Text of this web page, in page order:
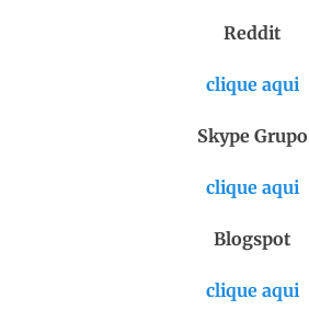
Reddit
clique aqui
Skype Grupo
clique aqui
Blogspot
clique aqui